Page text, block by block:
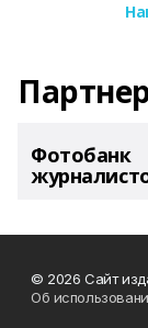
Фотобанк
© 2026 Сайт
Об